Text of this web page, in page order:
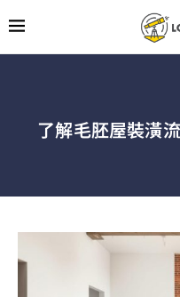
了解毛胚屋裝潢